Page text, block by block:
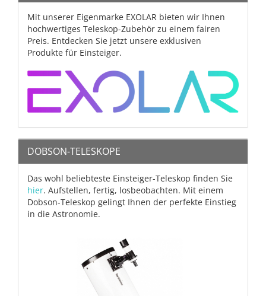
Mit unserer Eigenmarke EXOLAR bieten wir Ihnen
hochwertiges Teleskop-Zubehör zu einem fairen
Preis. Entdecken Sie jetzt unsere exklusiven
Produkte für Einsteiger.
DOBSON-TELESKOPE
Das wohl beliebteste Einsteiger-Teleskop finden Sie
hier. Aufstellen, fertig, losbeobachten. Mit einem
Dobson-Teleskop gelingt Ihnen der perfekte Einstieg
in die Astronomie.